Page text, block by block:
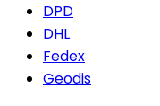
DPD
DHL
Fedex
Geodis